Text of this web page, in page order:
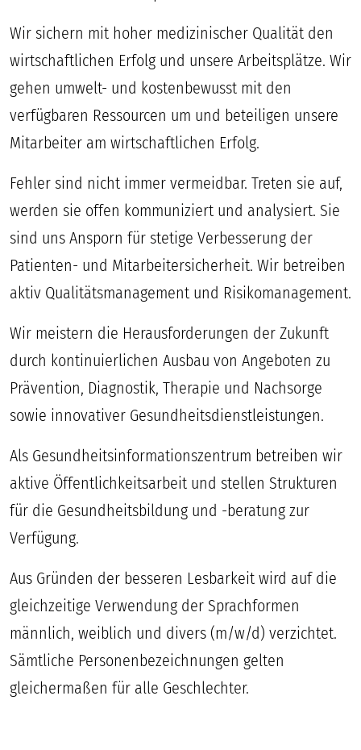
Wir sichern mit hoher medizinischer Qualität den
wirtschaftlichen Erfolg und unsere Arbeitsplätze. Wir
gehen umwelt- und kostenbewusst mit den
verfügbaren Ressourcen um und beteiligen unsere
Mitarbeiter am wirtschaftlichen Erfolg.
Fehler sind nicht immer vermeidbar. Treten sie auf,
werden sie offen kommuniziert und analysiert. Sie
sind uns Ansporn für stetige Verbesserung der
Patienten- und Mitarbeitersicherheit. Wir betreiben
aktiv Qualitätsmanagement und Risikomanagement.
Wir meistern die Herausforderungen der Zukunft
durch kontinuierlichen Ausbau von Angeboten zu
Prävention, Diagnostik, Therapie und Nachsorge
sowie innovativer Gesundheitsdienstleistungen.
Als Gesundheitsinformationszentrum betreiben wir
aktive Öffentlichkeitsarbeit und stellen Strukturen
für die Gesundheitsbildung und -beratung zur
Verfügung.
Aus Gründen der besseren Lesbarkeit wird auf die
gleichzeitige Verwendung der Sprachformen
männlich, weiblich und divers (m/w/d) verzichtet.
Sämtliche Personenbezeichnungen gelten
gleichermaßen für alle Geschlechter.